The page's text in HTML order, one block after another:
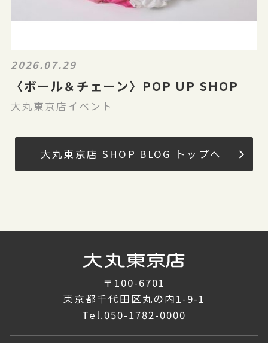
2026.07.29
〈ボール＆チェーン〉POP UP SHOP
大丸東京店イベント
大丸東京店 SHOP BLOG トップへ
〒100-6701
東京都千代田区丸の内1-9-1
Tel.050-1782-0000